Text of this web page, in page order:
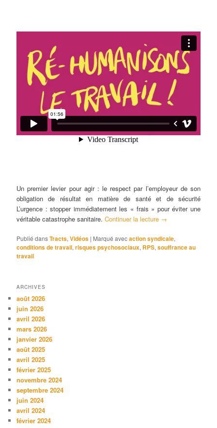
Un premier levier pour agir : le respect par l’employeur de son
obligation de résultat en matière de santé et de sécurité
L’urgence : stopper immédiatement les « frais » pour éviter une
véritable catastrophe sanitaire.Continuer la lecture →
Publié dansTracts,Vidéos | Marqué avecaction syndicale,
conditions de travail,risques psychosociaux, RPS,souffrance au
travail
ARCHIVES
août 2026
juin 2026
avril 2026
mars 2026
janvier 2026
août 2025
avril 2025
février 2025
novembre 2024
septembre 2024
juin 2024
avril 2024
février 2024